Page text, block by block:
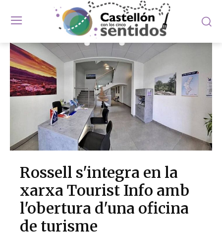
Rossell s'integra en la
xarxa Tourist Info amb
l'obertura d'una oficina
de turisme